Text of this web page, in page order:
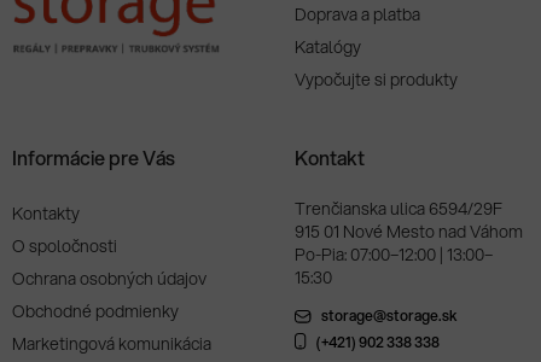
Doprava a platba
Katalógy
Vypočujte si produkty
Informácie pre Vás
Kontakty
O spoločnosti
Ochrana osobných údajov
Obchodné podmienky
Marketingová komunikácia
Kontakt
Trenčianska ulica 6594/29F
915 01 Nové Mesto nad Váhom
Po-Pia: 07:00–12:00 | 13:00–
15:30
storage@storage.sk
(+421) 902 338 338